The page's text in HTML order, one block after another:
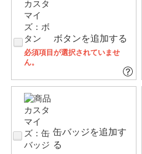
ボタンを追加する
必須項目が選択されていませ
ん。
缶バッジを追加す
る